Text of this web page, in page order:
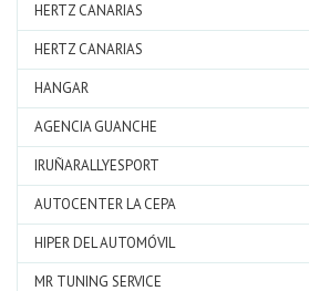
HERTZ CANARIAS
HERTZ CANARIAS
HANGAR
AGENCIA GUANCHE
IRUÑARALLYESPORT
AUTOCENTER LA CEPA
HIPER DEL AUTOMÓVIL
MR TUNING SERVICE